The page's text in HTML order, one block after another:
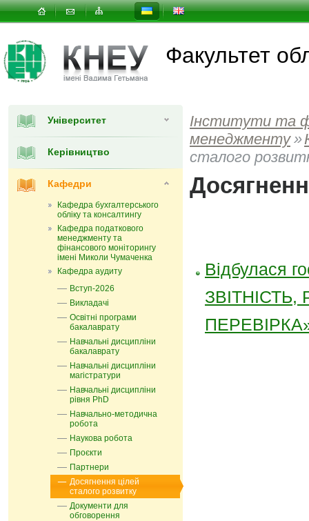
Факультет
Університет
Керівництво
Кафедри
Кафедра бухгалтерського
обліку та консалтингу
Кафедра податкового
менеджменту та
фінансового моніторингу
імені Миколи Чумаченка
Кафедра аудиту
Вступ-2026
Викладачі
Освітні програми
бакалаврату
Навчальні дисципліни
бакалаврату
Навчальні дисципліни
магістратури
Навчальні дисципліни
рівня PhD
Навчально-методична
робота
Наукова робота
Проєкти
Партнери
Досягнення цілей
сталого розвитку
Документи для
обговорення
Інститути та
менеджменту »
сталого
Відбулася